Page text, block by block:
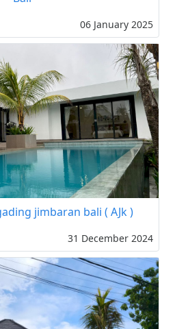
06 January 2025
jimbaran bali ( AJk )
31 December 2024